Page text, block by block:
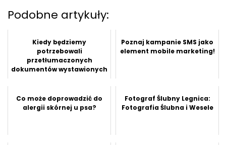
Podobne artykuły:
Kiedy będziemy
potrzebowali
przetłumaczonych
dokumentów wystawionych
Poznaj kampanie SMS jako
element mobile marketing!
Co może doprowadzić do
alergii skórnej u psa?
Fotograf Ślubny Legnica:
Fotografia Ślubna i Wesele